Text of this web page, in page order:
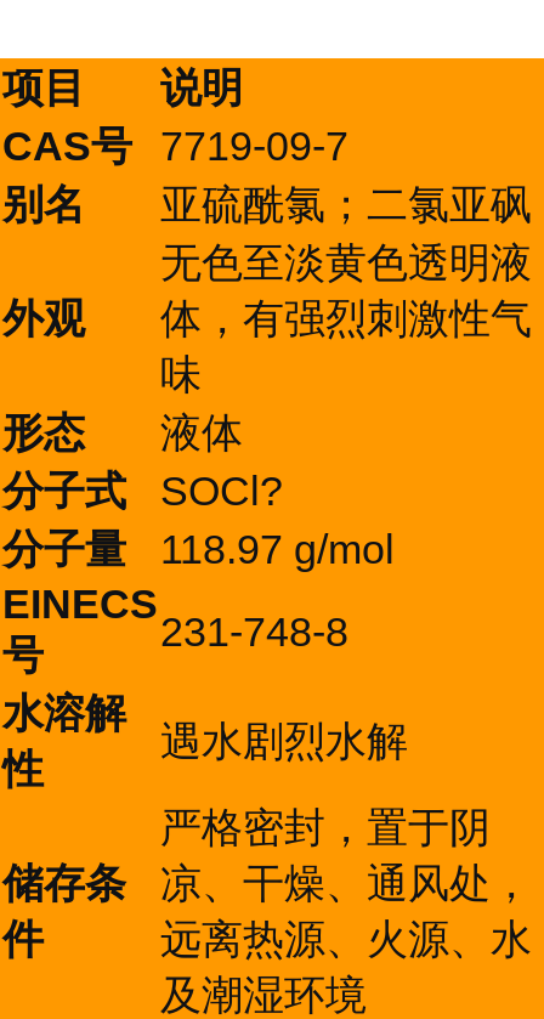
项目
说明
CAS号
7719-09-7
别名
亚硫酰氯；二氯亚砜
外观
无色至淡黄色透明液
体，有强烈刺激性气
味
形态
液体
分子式
SOCl?
分子量
118.97 g/mol
EINECS
号
231-748-8
水溶解
性
遇水剧烈水解
储存条
件
严格密封，置于阴
凉、干燥、通风处，
远离热源、火源、水
及潮湿环境